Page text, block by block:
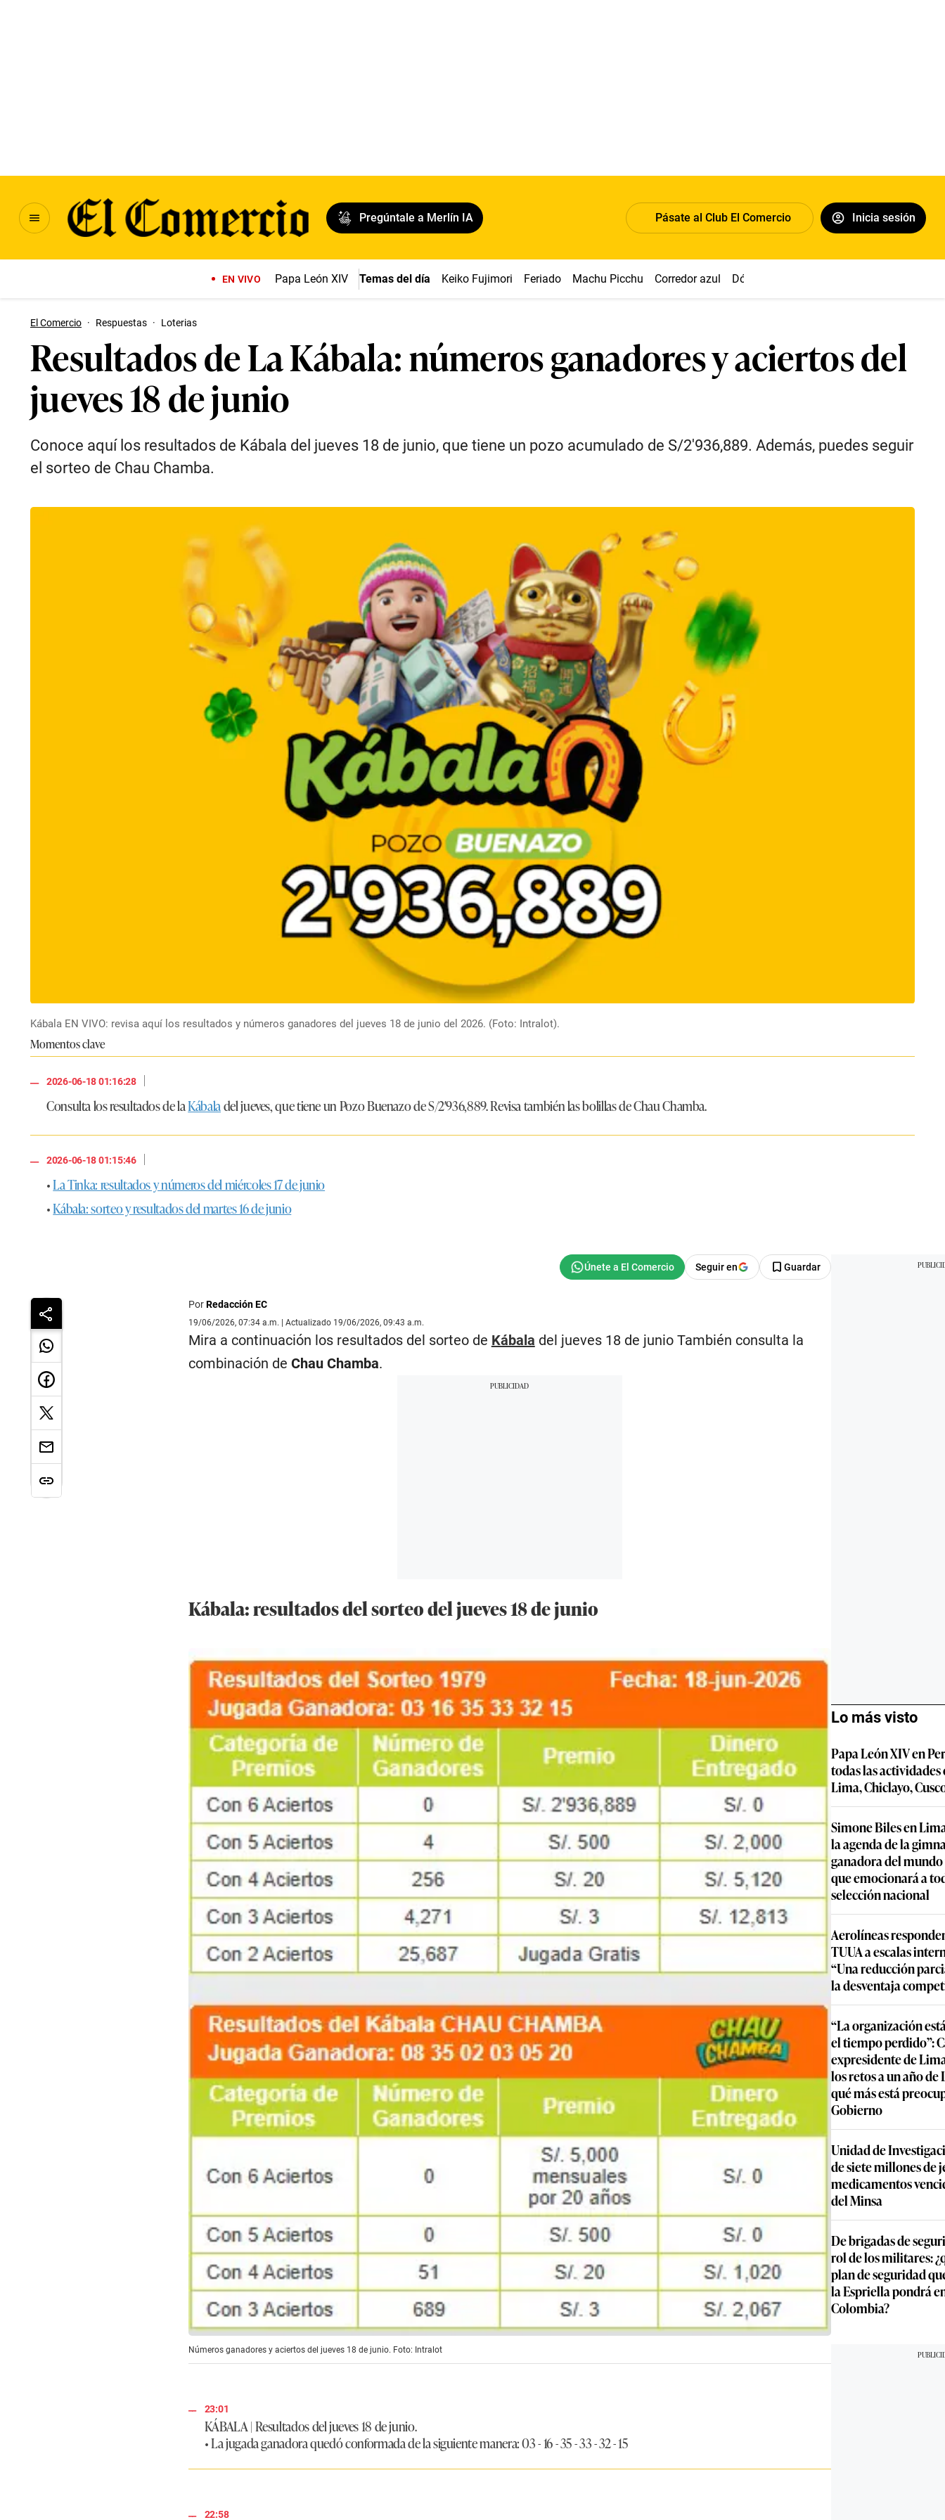
Pregúntale a Merlín IA Pásate al Club El Comercio Inicia sesión
EN VIVO Papa León XIV Temas del día Keiko Fujimori Feriado Machu Picchu Corredor azul Dólar
El Comercio · Respuestas · Loterias
Resultados de La Kábala: números ganadores y aciertos del
jueves 18 de junio
Conoce aquí los resultados de Kábala del jueves 18 de junio, que tiene un pozo acumulado de S/2′936,889. Además, puedes seguir
el sorteo de Chau Chamba.
Kábala EN VIVO: revisa aquí los resultados y números ganadores del jueves 18 de junio del 2026. (Foto: Intralot).
Momentos clave
2026-06-18 01:16:28
|
Consulta los resultados de laKábaladel jueves, que tiene un Pozo Buenazo de S/2′936,889. Revisa también las bolillas de Chau Chamba.
2026-06-18 01:15:46
|
•La Tinka: resultados y números del miércoles 17 de junio
•Kábala: sorteo y resultados del martes 16 de junio
Seguir en Guardar
PorRedacción EC
19/06/2026, 07:34 a.m. | Actualizado 19/06/2026, 09:43 a.m.
Mira a continuación los resultados del sorteo de Kábala del jueves 18 de junio También consulta la
combinación de Chau Chamba.
Kábala: resultados del sorteo del jueves 18 de junio
Números ganadores y aciertos del jueves 18 de junio. Foto: Intralot
23:01
KÁBALA | Resultados del jueves 18 de junio.
• La jugada ganadora quedó conformada de la siguiente manera: 03 - 16 - 35 - 33 - 32 - 15
22:58
Lo más visto
Papa León XIV en
todas las
Lima, Chiclayo,
Simone Biles en
la agenda de la
ganadora del
que emocionará a
selección nacional
Aerolíneas
TUUA a escalas
“Una reducción
la desventaja
“La organización
el tiempo perdido”:
expresidente de
los retos a un año de
qué más está
Gobierno
Unidad de
de siete millones de
medicamentos
del Minsa
De brigadas de
rol de los militares:
plan de seguridad
la Espriella pondrá
Colombia?